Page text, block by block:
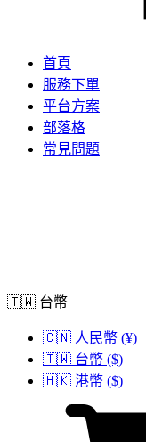
首頁
服務下單
平台方案
部落格
常見問題
🇹🇼 台幣
🇨🇳 人民幣 (¥)
🇹🇼 台幣 ($)
🇭🇰 港幣 ($)